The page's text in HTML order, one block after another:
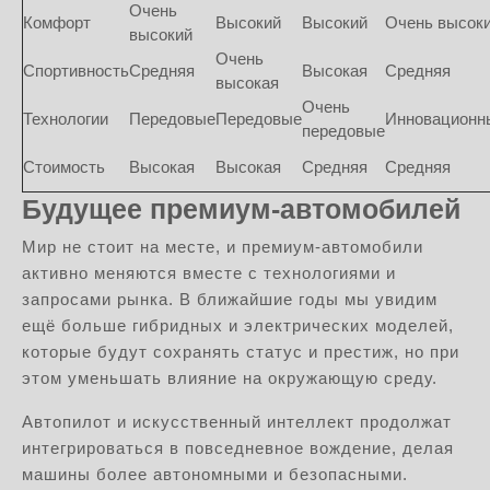
Комфорт
Очень
высокий
Высокий Высокий Очень
СпортивностьСредняя
Очень
высокая
Высокая Средняя
Технологии ПередовыеПередовые
Очень
передовые
Стоимость Высокая Высокая Средняя Средняя
Будущее премиум-автомобилей
Мир не стоит на месте, и премиум-автомобили
активно меняются вместе с технологиями и
запросами рынка. В ближайшие годы мы увидим
ещё больше гибридных и электрических моделей,
которые будут сохранять статус и престиж, но при
этом уменьшать влияние на окружающую среду.
Автопилот и искусственный интеллект продолжат
интегрироваться в повседневное вождение, делая
машины более автономными и безопасными.